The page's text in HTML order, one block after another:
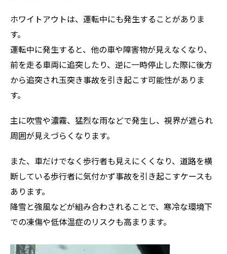
ホワイトアウトは、運転中にも発生することがありま
す。
運転中に発生すると、他の車や障害物が見えなくなり、
前を走る車両に追突したり、逆に一時停止した際に後方
から追突され玉突き事故を引き起こす可能性がありま
す。
主に吹雪や濃霧、猛烈な雨などで発生し、視界が遮られ
周囲が見えづらくなります。
また、車だけでなく歩行者も見えにくくなり、道路を横
断している歩行者に気付かず事故を引き起こすケースも
あります。
降雪と強風などが組み合わされることで、寒冷な環境下
での凍傷や低体温症のリスクも高まります。